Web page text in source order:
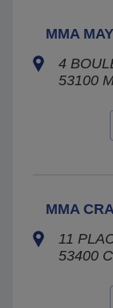
MMA
4
53100
MMA
11
53400